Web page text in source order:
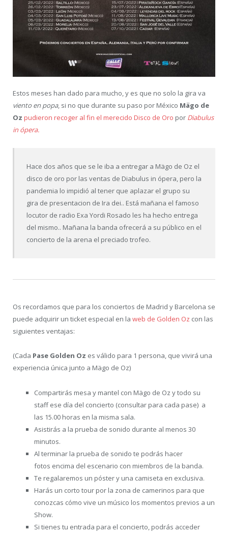
Estos meses han dado para mucho, y es que no solo la gira va
viento en popa, si no que durante su paso por México Mägo de
Oz pudieron recoger al fin el merecido Disco de Oro por Diabulus
in ópera.
Hace dos años que se le iba a entregar a Mägo de Oz el
disco de oro por las ventas de Diabulus in ópera, pero la
pandemia lo impidió al tener que aplazar el grupo su
gira de presentacion de Ira dei.. Está mañana el famoso
locutor de radio Exa Yordi Rosado les ha hecho entrega
del mismo.. Mañana la banda ofrecerá a su público en el
concierto de la arena el preciado trofeo.
Os recordamos que para los conciertos de Madrid y Barcelona se
puede adquirir un ticket especial en la web de Golden Oz con las
siguientes ventajas:
(Cada Pase Golden Oz es válido para 1 persona, que vivirá una
experiencia única junto a Mägo de Oz)
Compartirás mesa y mantel con Mägo de Oz y todo su
staff ese día del concierto (consultar para cada pase) a
las 15.00 horas en la misma sala.
Asistirás a la prueba de sonido durante al menos 30
minutos.
Al terminar la prueba de sonido te podrás hacer
fotos encima del escenario con miembros de la banda.
Te regalaremos un póster y una camiseta en exclusiva.
Harás un corto tour por la zona de camerinos para que
conozcas cómo vive un músico los momentos previos a un
Show.
Si tienes tu entrada para el concierto, podrás acceder